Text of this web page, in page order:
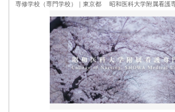
専修学校（専門学校）｜東京都 昭和医科大学附属看護